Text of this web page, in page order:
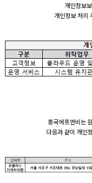
개인정보
개인정보 처리
흥국에프엔비는
다음과 같이 개인